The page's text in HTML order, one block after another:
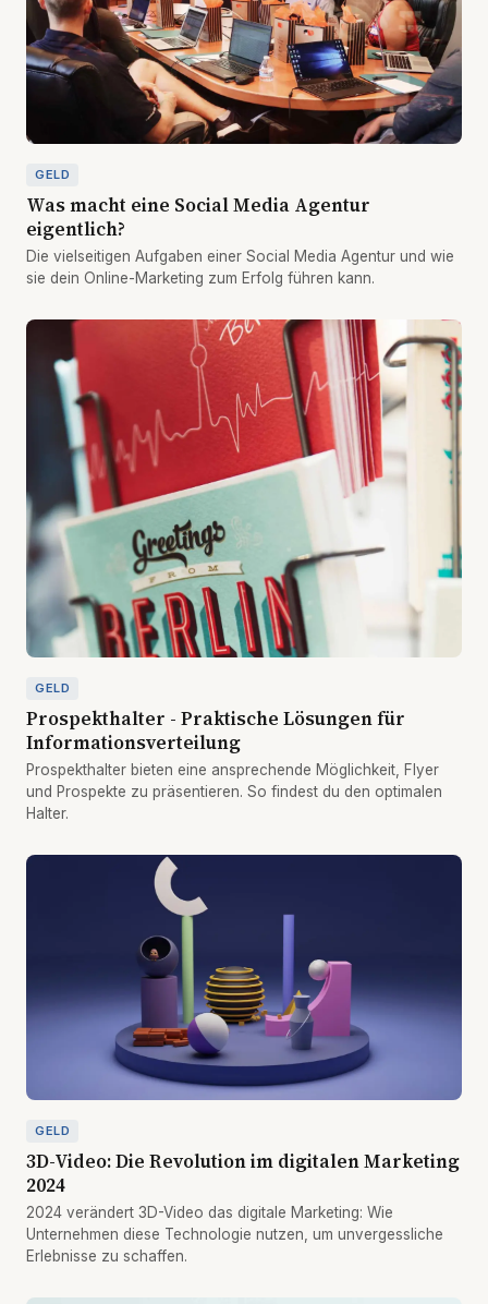
GELD
Was macht eine Social Media Agentur
eigentlich?
Die vielseitigen Aufgaben einer Social Media Agentur und wie
sie dein Online-Marketing zum Erfolg führen kann.
GELD
Prospekthalter - Praktische Lösungen für
Informationsverteilung
Prospekthalter bieten eine ansprechende Möglichkeit, Flyer
und Prospekte zu präsentieren. So findest du den optimalen
Halter.
GELD
3D-Video: Die Revolution im digitalen Marketing
2024
2024 verändert 3D-Video das digitale Marketing: Wie
Unternehmen diese Technologie nutzen, um unvergessliche
Erlebnisse zu schaffen.